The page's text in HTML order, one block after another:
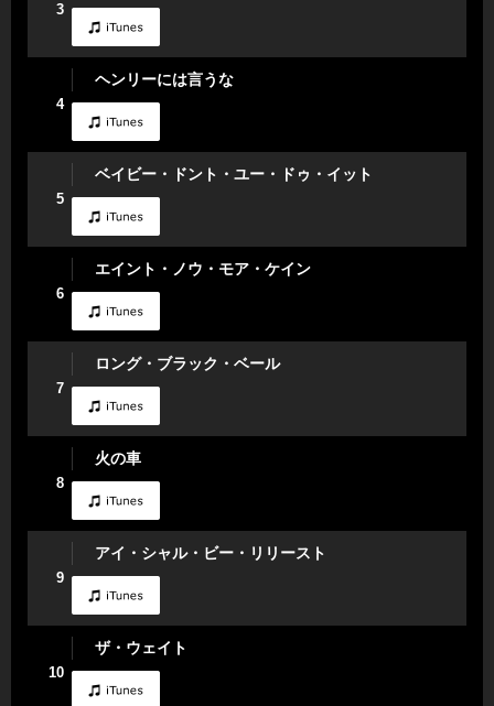
3
4
ヘンリーには言うな
5
ベイビー・ドント・ユー・ドゥ・イット
6
エイント・ノウ・モア・ケイン
7
ロング・ブラック・ベール
8
火の車
9
アイ・シャル・ビー・リリースト
10
ザ・ウェイト